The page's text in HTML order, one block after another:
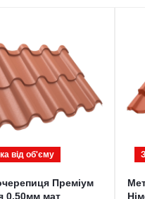
від обʹєму
Преміум
0,50мм мат